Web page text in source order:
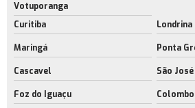
Empresa de galpões logísticos modernos
Votuporanga
Curitiba
Londrina
Maringá Ponta
Cascavel São
Foz do Iguaçu Colombo